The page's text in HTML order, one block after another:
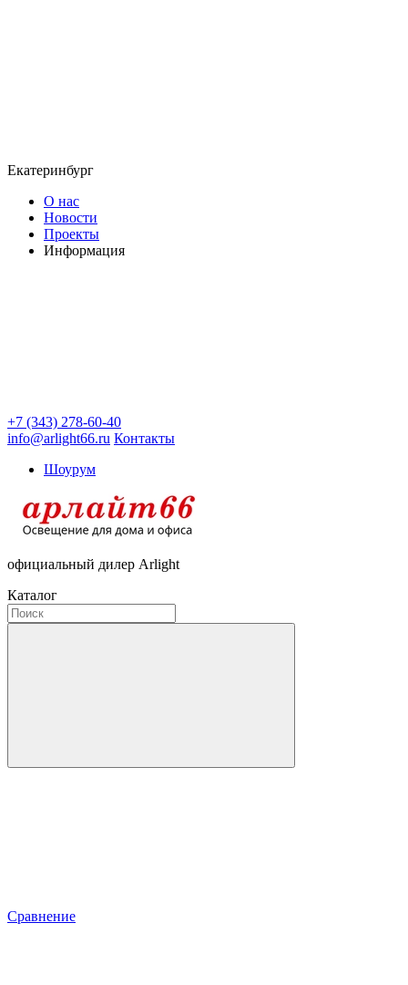
Екатеринбург
О нас
Новости
Проекты
Информация
+7 (343) 278-60-40
info@arlight66.ru Контакты
Шоурум
официальный дилер Arlight
Каталог
Сравнение